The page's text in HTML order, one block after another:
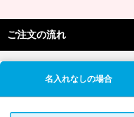
ご注文の流れ
名入れなしの場合